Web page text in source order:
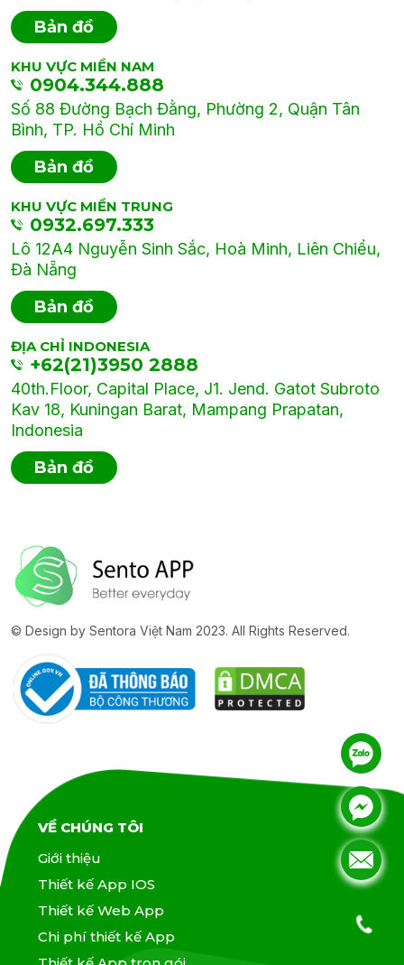
.
.
.
.
.
Bản đồ
KHU VỰC MIỀN NAM
0904.344.888
Số 88 Đường Bạch Đằng, Phường 2, Quận Tân
Bình, TP. Hồ Chí Minh
Bản đồ
KHU VỰC MIỀN TRUNG
0932.697.333
Lô 12A4 Nguyễn Sinh Sắc, Hoà Minh, Liên Chiểu,
Đà Nẵng
Bản đồ
ĐỊA CHỈ INDONESIA
+62(21)3950 2888
40th.Floor, Capital Place, J1. Jend. Gatot Subroto
Kav 18, Kuningan Barat, Mampang Prapatan,
Indonesia
Bản đồ
© Design by Sentora Việt Nam 2023. All Rights Reserved.
VỀ CHÚNG TÔI
Giới thiệu
Thiết kế App IOS
Thiết kế Web App
Chi phí thiết kế App